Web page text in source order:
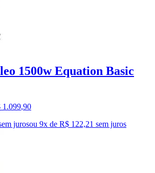
1500w Equation Basic
1.099,90
jurosou 9x de R$ 122,21 sem juros